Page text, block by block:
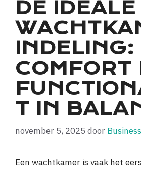
DE IDEALE
INDELING:
COMFORT
T IN
november 5, 2025 door
Een wachtkamer is vaak het